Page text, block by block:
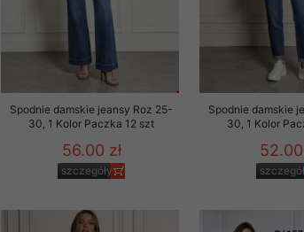
Spodnie damskie jeansy Roz 25-
30, 1 Kolor Paczka 12 szt
56.00 zł
szczegóły
Spodnie damskie
30, 1 Kolor
52.00
dostępu, sprostowania oraz usunięcia
niepodlegania zautomatyzowanemu
sprzeciwu wobec przetwarzania Twoich